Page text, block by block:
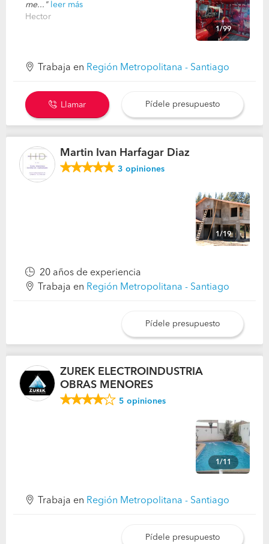
me...
leer más
Hector
1/99
Trabaja en Región Metropolitana - Santiago
Llamar Pídele presupuesto
Martin Ivan Harfagar Diaz
3 opiniones
1/19
20 años de experiencia
Trabaja en Región Metropolitana - Santiago
Pídele presupuesto
ZUREK ELECTROINDUSTRIA
OBRAS MENORES
5 opiniones
1/11
Trabaja en Región Metropolitana - Santiago
Pídele presupuesto